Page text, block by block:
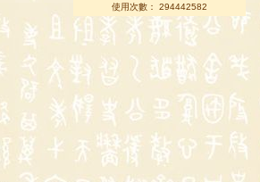
使用次數： 294442582